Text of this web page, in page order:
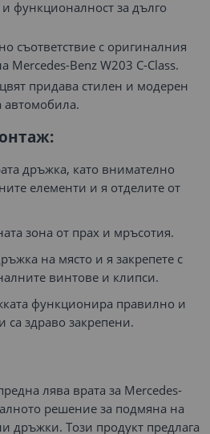
функционалност за дълго
съответствие с оригиналния
Mercedes-Benz W203 C-Class.
придава стилен и модерен
автомобила.
дръжка, като внимателно
елементи и я отделите от
зона от прах и мръсотия.
на място и я закрепете с
винтове и клипси.
функционира правилно и
са здраво закрепени.
лява врата за Mercedes-
решение за подмяна на
дръжки. Този продукт предлага